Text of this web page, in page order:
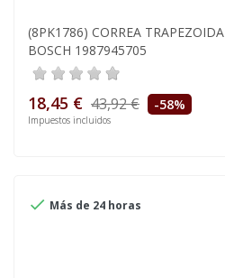
(8PK1786) CORREA
BOSCH 1987945705
18,45 € 43,92 € -58%
Impuestos incluidos
 Más de 24 horas